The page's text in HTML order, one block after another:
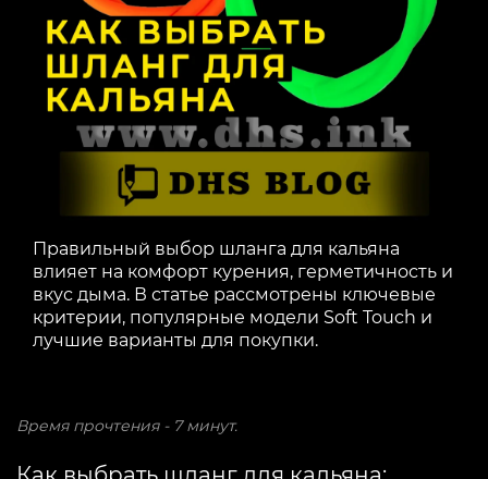
Правильный выбор шланга для кальяна
влияет на комфорт курения, герметичность и
вкус дыма. В статье рассмотрены ключевые
критерии, популярные модели Soft Touch и
лучшие варианты для покупки.
Время прочтения - 7 минут.